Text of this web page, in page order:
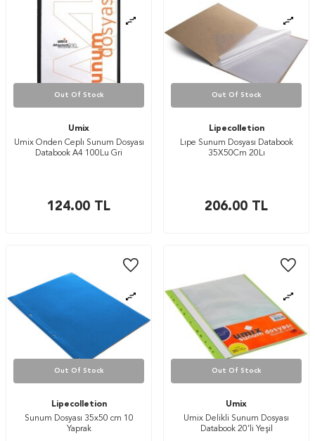
Out Of Stock
Umix
Umix Onden Ceplı Sunum Dosyası
Databook A4 100Lu Gri
124.00 TL
Out Of Stock
Lipecolletion
Lıpe Sunum Dosyası Databook
35X50Cm 20Lı
206.00 TL
Out Of Stock
Lipecolletion
Sunum Dosyası 35x50 cm 10
Yaprak
Out Of Stock
Umix
Umix Delikli Sunum Dosyası
Databook 20’li Yeşil